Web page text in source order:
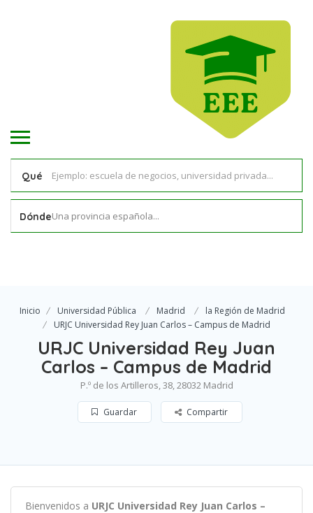
Qué
DóndeUna provincia española...
Inicio Universidad Pública Madrid
la Región de Madrid
URJC Universidad Rey Juan Carlos – Campus de Madrid
URJC Universidad Rey Juan
Carlos – Campus de Madrid
P.º de los Artilleros, 38, 28032 Madrid
Guardar Compartir
Bienvenidos a URJC Universidad Rey Juan Carlos –